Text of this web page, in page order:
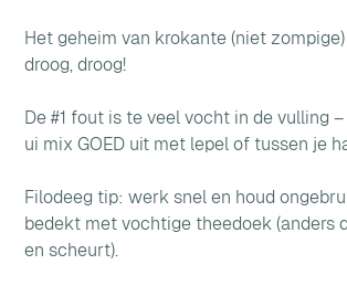
Het geheim van krokante (niet zompige)
droog, droog!
De #1 fout is te veel vocht in de vulling
ui mix GOED uit met lepel of tussen je
Filodeeg tip: werk snel en houd
bedekt met vochtige theedoek (anders
en scheurt).